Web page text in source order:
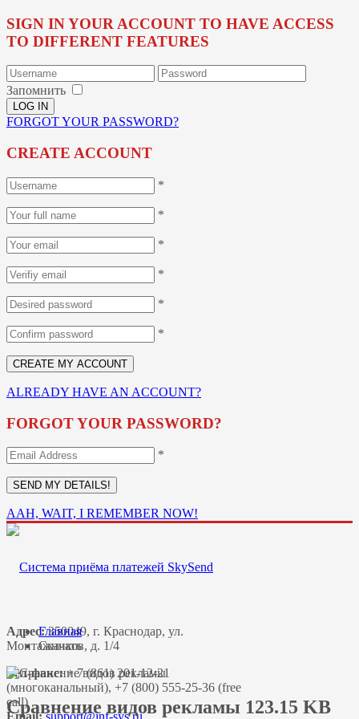
SIGN IN YOUR ACCOUNT TO HAVE ACCESS
TO DIFFERENT FEATURES
Запомнить
FORGOT YOUR PASSWORD?
CREATE ACCOUNT
*
*
*
*
*
*
ALREADY HAVE AN ACCOUNT?
FORGOT YOUR PASSWORD?
*
AAH, WAIT, I REMEMBER NOW!
Адрес:350049, г. Краснодар, ул.
Монтажников, д. 1/4
Тел-факс:+ 7 (861) 201-12-21
(многоканальный), +7 (800) 555-25-36 (free
call)
Главная
Скачать
Сравнение видов рекламы 123.15 KB